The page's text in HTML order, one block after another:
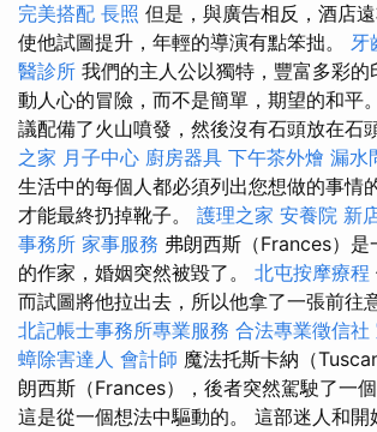
完美搭配 長照 但是，與廣告相反，酒店
使他試圖提升，年輕的導演有點笨拙。 牙
醫診所 我們的主人公以獨特，豐富多彩的
動人心的冒險，而不是簡單，期望的和平
議配備了火山噴發，然後沒有石頭放在石
之家 月子中心 廚房器具 下午茶外燴 漏水
生活中的每個人都必須列出您想做的事情
才能最終扔掉靴子。 護理之家 安養院 新
事務所 家事服務 弗朗西斯（Frances）是
的作家，婚姻突然被毀了。 北屯按摩療程
而試圖將他拉出去，所以他拿了一張前往
北記帳士事務所專業服務 合法專業徵信社
蟑除害達人 會計師 魔法托斯卡納（
朗西斯（Frances），後者突然駕駛了一
這是從一個想法中驅動的。 這部迷人和開